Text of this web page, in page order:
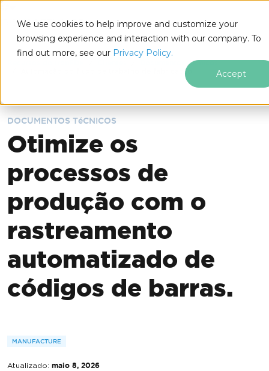
We use cookies to help improve and customize your
browsing experience and interaction with our company. To
find out more, see our Privacy Policy.
Accept
IRONSOFTWARE
Ir para o conteúdo do rodapé
Documentos técnicos
Automação do fluxo de trabalho de fabricação
DOCUMENTOS TéCNICOS
Otimize os
processos de
produção com o
rastreamento
automatizado de
códigos de barras.
MANUFACTURE
Atualizado: maio 8, 2026